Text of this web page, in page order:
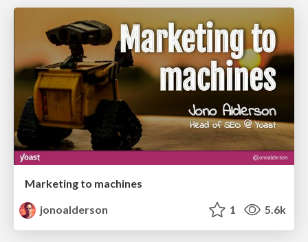
Marketing to machines
jonoalderson
1 5.6k